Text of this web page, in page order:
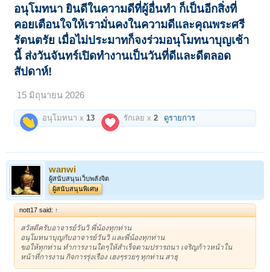
อนุโมทนา ยินดีในความดีที่ผู้อื่นทำ ก็เป็นอีกสิ่งที่
คอยเตือนใจให้เรามั่นคงในความดีและคุณพระศรี
รัตนตรัย เมื่อไม่ประมาทก็จงร่วมอนุโมทนาบุญเช้า
นี้ ส่งวันจันทร์เปิดทำงานเป็นวันที่ดีและดีตลอด
สัปดาห์!
15 มิถุนายน 2026
อนุโมทนา x 13 รักเลย x2 ดูรายการ
wanwi
ผู้สนับสนุนเว็บพลังจิต
ผู้สนับสนุนพิเศษ
nott17 said: ↑
สวัสดีครับอาจารย์วันวิ พี่น้องทุกท่าน
อนุโมทนาบุญกับอาจารย์วันวิ และพี่น้องทุกท่าน
ขอให้ทุกท่าน ทำการงานใดๆให้สำเร็จตามปรารถนา เจริญก้าวหน้าใน
หน้าที่การงาน กิจการรุ่งเรือง เฮงๆรวยๆ ทุกท่าน สาธุ